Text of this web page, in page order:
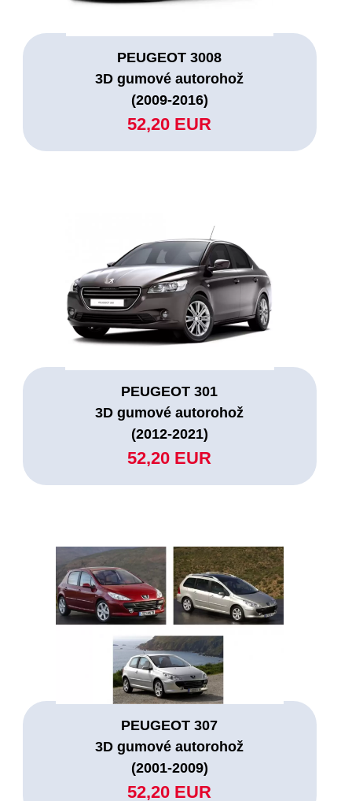
PEUGEOT 3008
3D gumové autorohož
(2009-2016)
52,20 EUR
PEUGEOT 301
3D gumové autorohož
(2012-2021)
52,20 EUR
PEUGEOT 307
3D gumové autorohož
(2001-2009)
52,20 EUR